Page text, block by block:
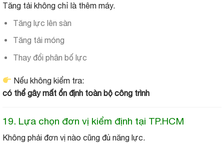
Tăng tải không chỉ là thêm máy.
Tăng lực lên sàn
Tăng tải móng
Thay đổi phân bố lực
Nếu không kiểm tra:
có thể gây mất ổn định toàn bộ công trình
19. Lựa chọn đơn vị kiểm định tại TP.HCM
Không phải đơn vị nào cũng đủ năng lực.